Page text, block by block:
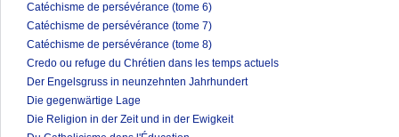
Catéchisme de persévérance (tome 6)
Catéchisme de persévérance (tome 7)
Catéchisme de persévérance (tome 8)
Credo ou refuge du Chrétien dans les temps actuels
Der Engelsgruss in neunzehnten Jahrhundert
Die gegenwärtige Lage
Die Religion in der Zeit und in der Ewigkeit